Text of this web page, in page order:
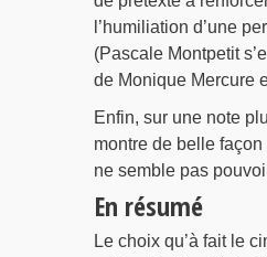
l’humiliation d’une
(Pascale Montpetit
de Monique Mercure
Enfin, sur une note
montre de belle
ne semble pas
En résumé
Le choix qu’à fait le